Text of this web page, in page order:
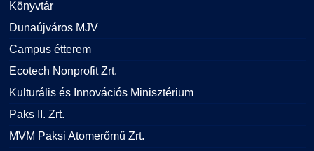
Könyvtár
Dunaújváros MJV
Campus étterem
Ecotech Nonprofit Zrt.
Kulturális és Innovációs Minisztérium
Paks II. Zrt.
MVM Paksi Atomerőmű Zrt.